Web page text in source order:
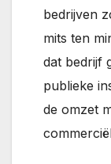
bedrijven
mits ten
dat bedrijf
publieke
de omzet